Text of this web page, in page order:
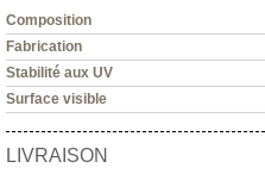
Composition
Fabrication
Stabilité aux UV
Surface visible
LIVRAISON